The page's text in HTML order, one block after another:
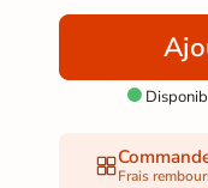

Frais